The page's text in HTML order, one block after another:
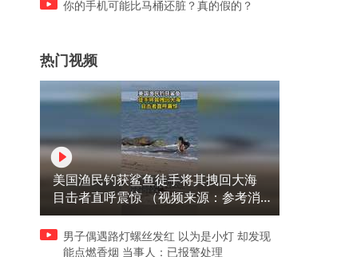
你的手机可能比马桶还脏？真的假的？
热门视频
美国渔民钓获鲨鱼徒手将其拽回大海
目击者直呼震惊 （视频来源：参考消
息）
男子偶遇路灯螺丝发红 以为是小灯 却发现
能点燃香烟 当事人：已报警处理